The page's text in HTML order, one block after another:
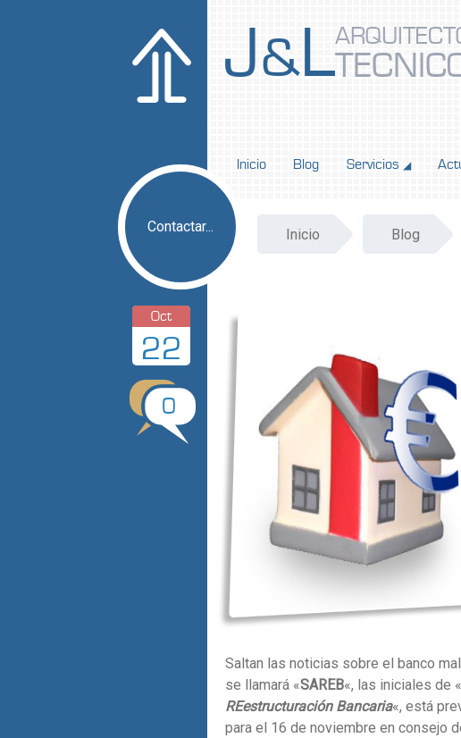
J&L
Inicio Blog Servicios ◢
Contactar... Inicio Blog
Oct
22
0
Saltan las noticias sobre el banco
se llamará «SAREB«, las iniciales de «
REestructuración Bancaria«, está
para el 16 de noviembre en consejo